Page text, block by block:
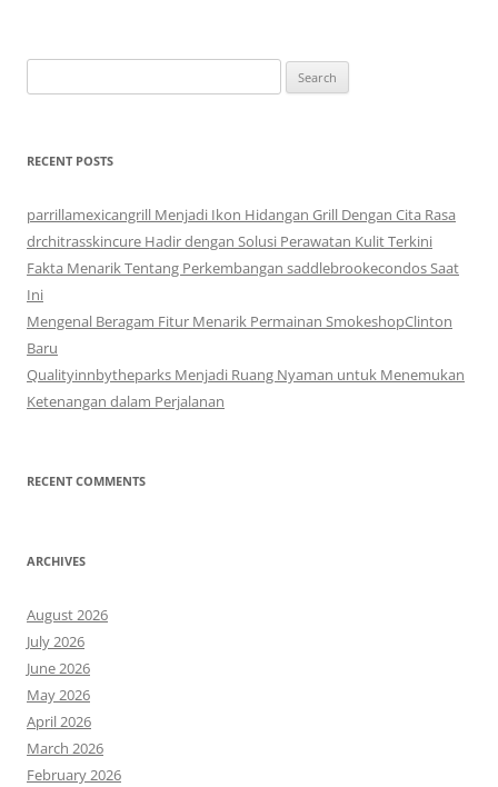
for:
RECENT POSTS
parrillamexicangrill Menjadi Ikon Hidangan Grill Dengan Cita Rasa
drchitrasskincure Hadir dengan Solusi Perawatan Kulit Terkini
Fakta Menarik Tentang Perkembangan saddlebrookecondos Saat
Ini
Mengenal Beragam Fitur Menarik Permainan SmokeshopClinton
Baru
Qualityinnbytheparks Menjadi Ruang Nyaman untuk Menemukan
Ketenangan dalam Perjalanan
RECENT COMMENTS
ARCHIVES
August 2026
July 2026
June 2026
May 2026
April 2026
March 2026
February 2026